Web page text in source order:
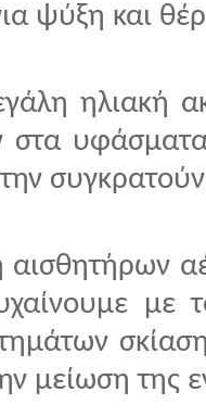
ψύξη και
ηλιακή
την
με
μείωση της